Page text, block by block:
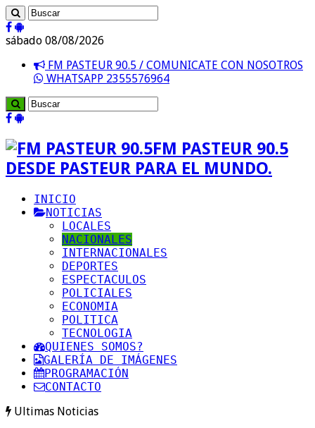
sábado 08/08/2026
FM PASTEUR 90.5 / COMUNICATE CON NOSOTROS
WHATSAPP 2355576964
FM PASTEUR 90.5
DESDE PASTEUR PARA EL MUNDO.
INICIO
NOTICIAS
LOCALES
NACIONALES
INTERNACIONALES
DEPORTES
ESPECTACULOS
POLICIALES
ECONOMIA
POLITICA
TECNOLOGIA
QUIENES SOMOS?
GALERÍA DE IMÁGENES
PROGRAMACIÓN
CONTACTO
Ultimas Noticias